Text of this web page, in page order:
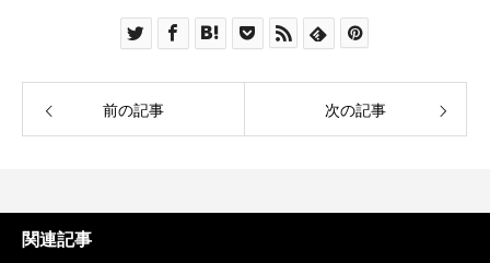
前の記事 次の記事
関連記事